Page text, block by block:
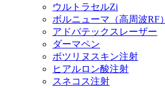
ウルトラセルZi
ボルニューマ（高周波RF）
アドバテックスレーザー
ダーマペン
ボツリヌスキン注射
ヒアルロン酸注射
スネコス注射